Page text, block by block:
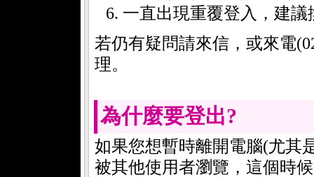
一直出現重覆登入，建
若仍有疑問請來信，或來電
理。
為什麼要登出?
如果您想暫時離開電腦(尤其
被其他使用者瀏覽，這個時